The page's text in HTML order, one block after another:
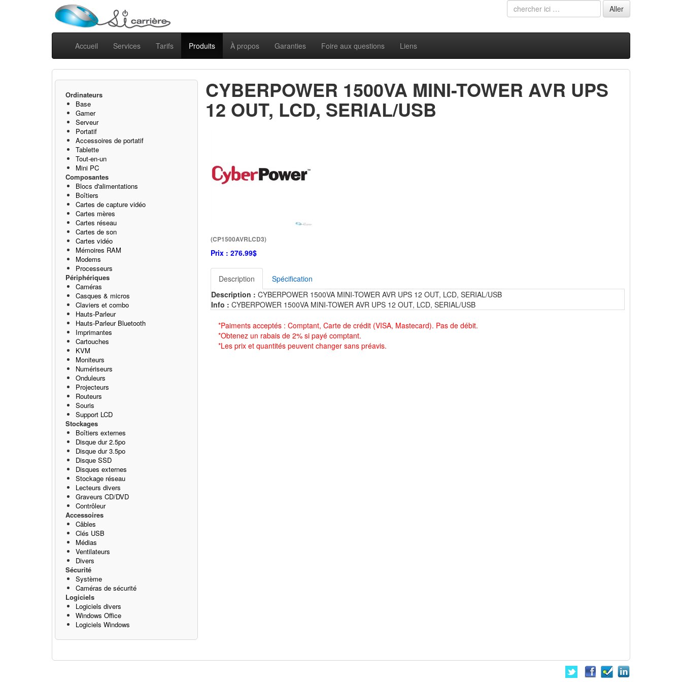
Accueil Services Tarifs Produits À propos Garanties Foire aux questions Liens
Ordinateurs
Base
Gamer
Serveur
Portatif
Accessoires de portatif
Tablette
Tout-en-un
Mini PC
Composantes
Blocs d'alimentations
Boîtiers
Cartes de capture vidéo
Cartes mères
Cartes réseau
Cartes de son
Cartes vidéo
Mémoires RAM
Modems
Processeurs
Périphériques
Caméras
Casques & micros
Claviers et combo
Hauts-Parleur
Hauts-Parleur Bluetooth
Imprimantes
Cartouches
KVM
Moniteurs
Numériseurs
Onduleurs
Projecteurs
Routeurs
Souris
Support LCD
Stockages
Boîtiers externes
Disque dur 2.5po
Disque dur 3.5po
Disque SSD
Disques externes
Stockage réseau
Lecteurs divers
Graveurs CD/DVD
Contrôleur
Accessoires
Câbles
Clés USB
Médias
Ventilateurs
Divers
Sécurité
Système
Caméras de sécurité
Logiciels
Logiciels divers
Windows Office
Logiciels Windows
CYBERPOWER 1500VA MINI-TOWER AVR UPS
12 OUT, LCD, SERIAL/USB
(CP1500AVRLCD3)
Prix : 276.99$
Description
Spécification
Description : CYBERPOWER 1500VA MINI-TOWER AVR UPS 12 OUT, LCD, SERIAL/USB
Info : CYBERPOWER 1500VA MINI-TOWER AVR UPS 12 OUT, LCD, SERIAL/USB
*Paiments acceptés : Comptant, Carte de crédit (VISA, Mastecard). Pas de débit.
*Obtenez un rabais de 2% si payé comptant.
*Les prix et quantités peuvent changer sans préavis.